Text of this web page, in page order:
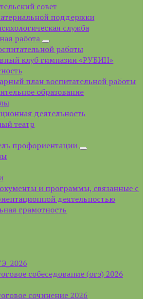
совет
поддержки
служба
работа
работы
клуб гимназии «РУБИН»
план воспитательной работы
образование
деятельность
театр
профориентации
и программы, связанные с
деятельностью
грамотность
собеседование (огэ) 2026
сочинение 2026